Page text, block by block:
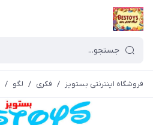
فروشگاه اینترنتی بستویز / فکری / لگو /